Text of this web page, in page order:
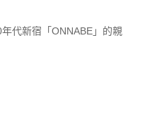
代新宿「ONNABE」的親